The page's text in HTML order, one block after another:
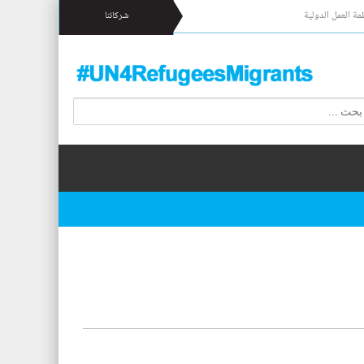
العمل الدولية شركائنا